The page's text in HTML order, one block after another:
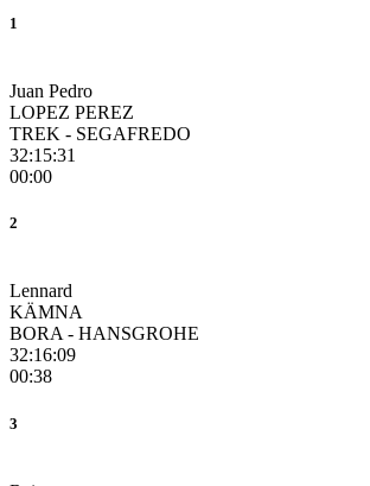
1
Juan Pedro
LOPEZ PEREZ
TREK - SEGAFREDO
32:15:31
00:00
2
Lennard
KÄMNA
BORA - HANSGROHE
32:16:09
00:38
3